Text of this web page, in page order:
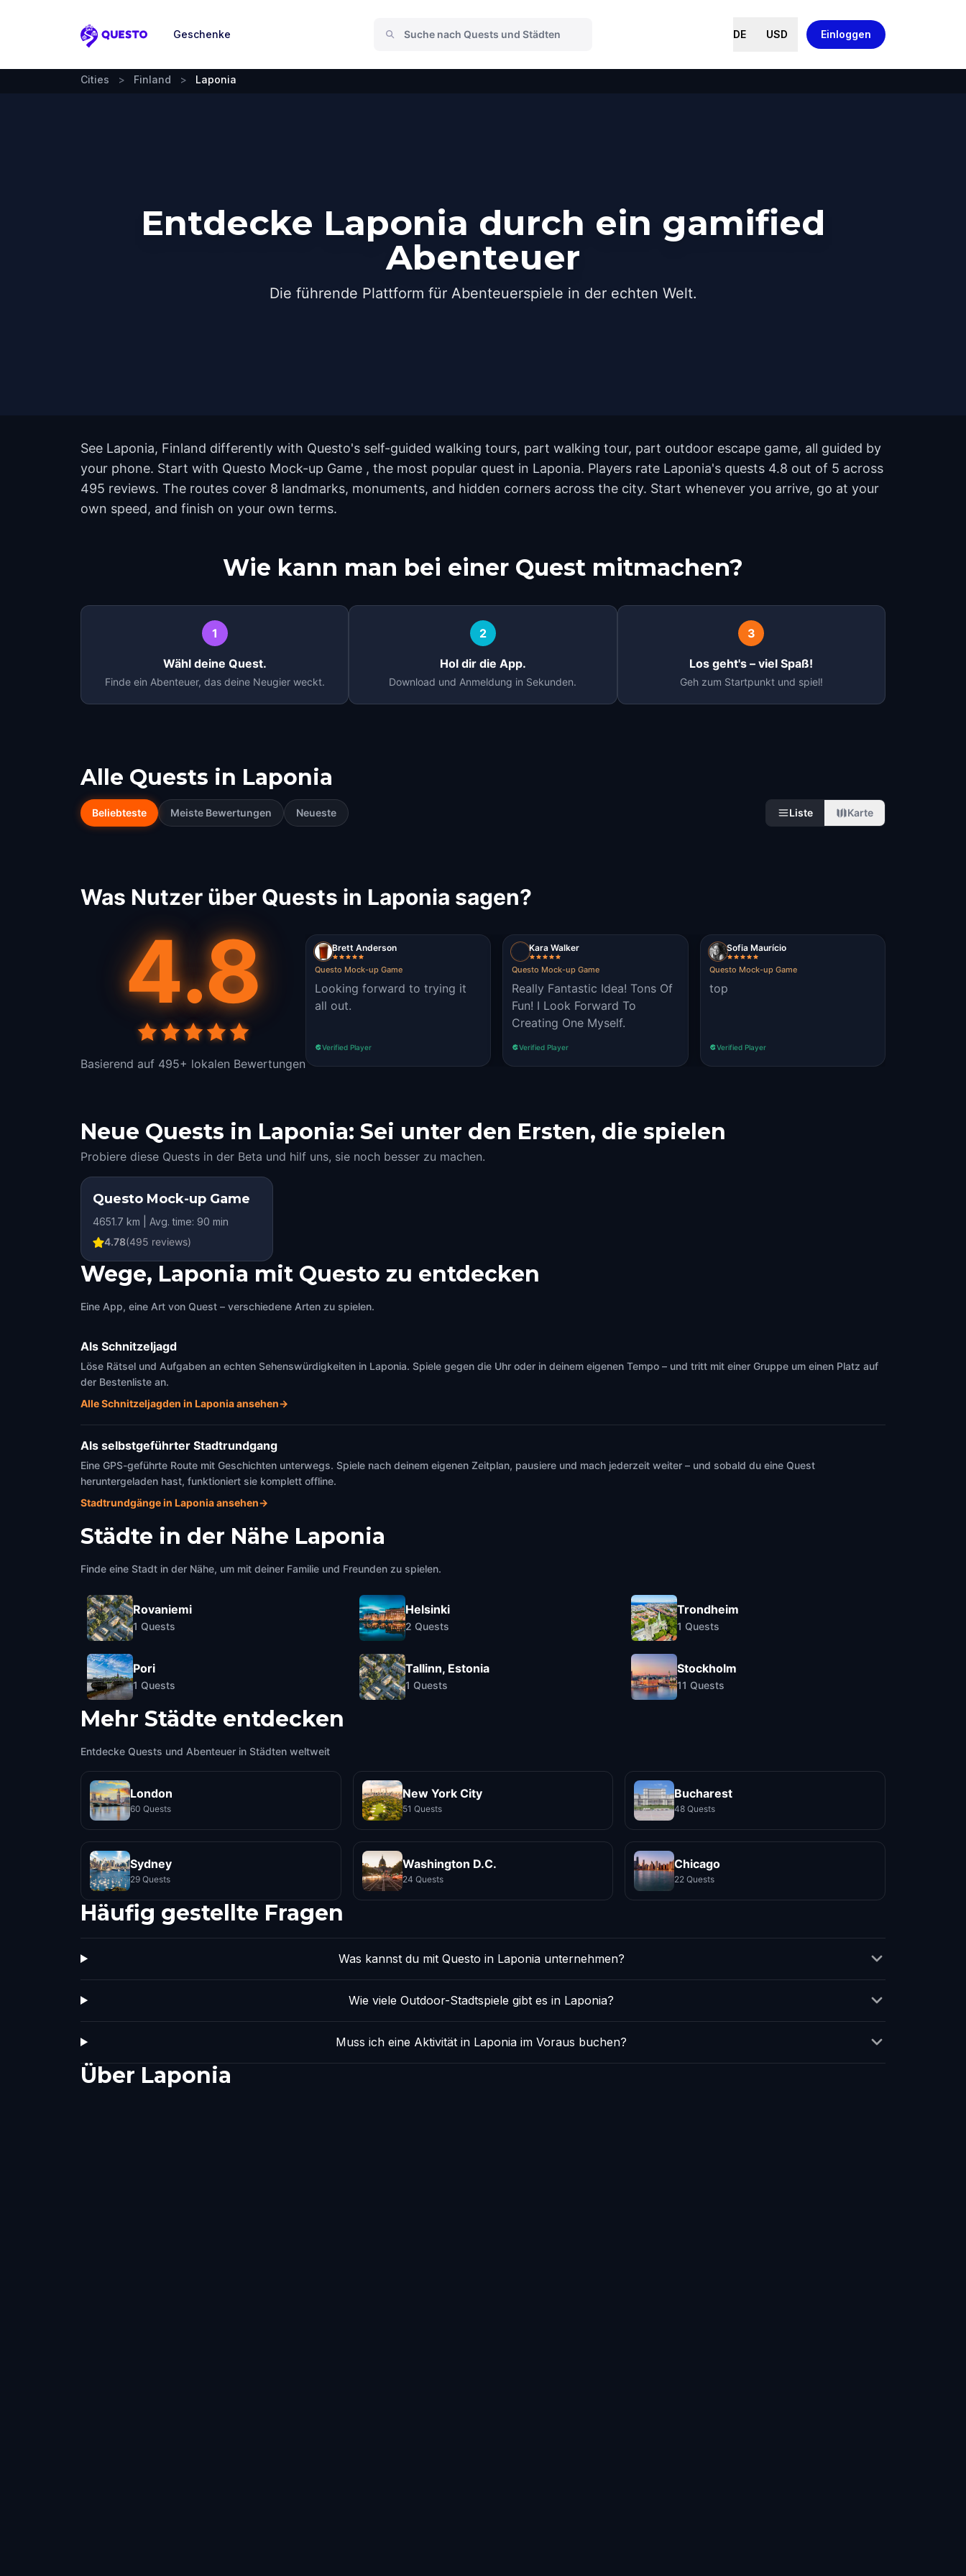
Questo
Geschenke DE USD Einloggen
Cities > Finland > Laponia
Entdecke Laponia durch ein gamified
Abenteuer
Die führende Plattform für Abenteuerspiele in der echten Welt.
See Laponia, Finland differently with Questo's self-guided walking tours, part walking tour, part outdoor escape game, all guided by
your phone. Start with Questo Mock-up Game , the most popular quest in Laponia. Players rate Laponia's quests 4.8 out of 5 across
495 reviews. The routes cover 8 landmarks, monuments, and hidden corners across the city. Start whenever you arrive, go at your
own speed, and finish on your own terms.
Wie kann man bei einer Quest mitmachen?
1
Wähl deine Quest.
Finde ein Abenteuer, das deine Neugier weckt.
2
Hol dir die App.
Download und Anmeldung in Sekunden.
3
Los geht's – viel Spaß!
Geh zum Startpunkt und spiel!
Alle Quests in Laponia
Beliebteste Meiste Bewertungen Neueste Liste Karte
Was Nutzer über Quests in Laponia sagen?
4.8
Basierend auf 495+ lokalen Bewertungen
Brett Anderson
Questo Mock-up Game
Looking forward to trying it
all out.
Verified Player
Kara Walker
Questo Mock-up Game
Really Fantastic Idea! Tons Of
Fun! I Look Forward To
Creating One Myself.
Verified Player
Sofia Maurício
Questo Mock-up Game
top
Verified Player
Neue Quests in Laponia: Sei unter den Ersten, die spielen
Probiere diese Quests in der Beta und hilf uns, sie noch besser zu machen.
Questo Mock-up Game
4651.7 km | Avg. time: 90 min
4.78(495 reviews)
Wege, Laponia mit Questo zu entdecken
Eine App, eine Art von Quest – verschiedene Arten zu spielen.
Als Schnitzeljagd
Löse Rätsel und Aufgaben an echten Sehenswürdigkeiten in Laponia. Spiele gegen die Uhr oder in deinem eigenen Tempo – und tritt mit einer Gruppe um einen Platz auf
der Bestenliste an.
Alle Schnitzeljagden in Laponia ansehen→
Als selbstgeführter Stadtrundgang
Eine GPS-geführte Route mit Geschichten unterwegs. Spiele nach deinem eigenen Zeitplan, pausiere und mach jederzeit weiter – und sobald du eine Quest
heruntergeladen hast, funktioniert sie komplett offline.
Stadtrundgänge in Laponia ansehen→
Städte in der Nähe Laponia
Finde eine Stadt in der Nähe, um mit deiner Familie und Freunden zu spielen.
Rovaniemi
1 Quests
Pori
1 Quests
Helsinki
2 Quests
Tallinn, Estonia
1 Quests
Trondheim
1 Quests
Stockholm
11 Quests
Mehr Städte entdecken
Entdecke Quests und Abenteuer in Städten weltweit
London
60 Quests
New York City
51 Quests
Bucharest
48 Quests
Sydney
29 Quests
Washington D.C.
24 Quests
Chicago
22 Quests
Häufig gestellte Fragen
Was kannst du mit Questo in Laponia unternehmen?
Wie viele Outdoor-Stadtspiele gibt es in Laponia?
Muss ich eine Aktivität in Laponia im Voraus buchen?
Über Laponia